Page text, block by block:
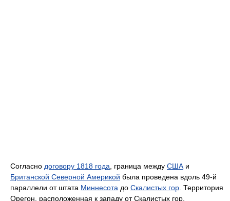
Согласно договору 1818 года , граница между США и
Британской Северной Америкой была проведена вдоль 49-й
параллели от штата Миннесота до Скалистых гор . Территория
Орегон, расположенная к западу от Скалистых гор,